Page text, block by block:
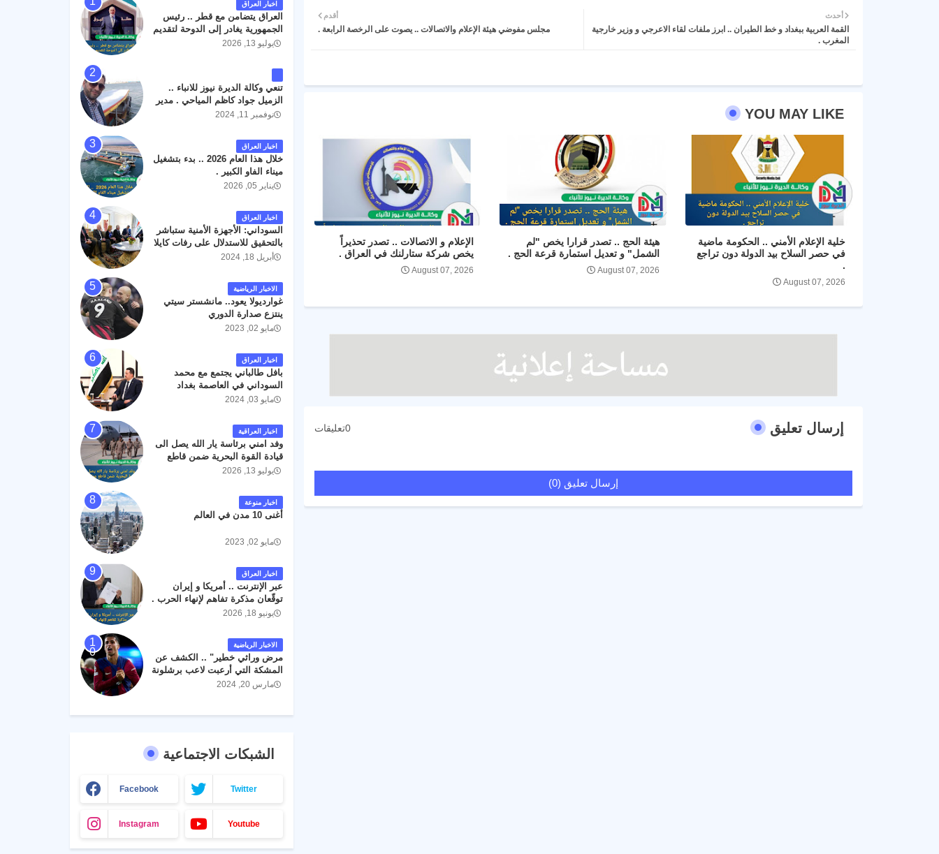
أحدث
القمة العربية ببغداد و خط الطيران .. ابرز ملفات لقاء الاعرجي و وزير خارجية
المغرب .
أقدم
مجلس مفوضي هيئة الإعلام والاتصالات .. يصوت على الرخصة الرابعة .
YOU MAY LIKE
خلية الإعلام الأمني .. الحكومة ماضية
في حصر السلاح بيد الدولة دون تراجع
.
August 07, 2026
هيئة الحج .. تصدر قرارا يخص "لم
الشمل" و تعديل استمارة قرعة الحج .
August 07, 2026
الإعلام و الاتصالات .. تصدر تحذيراً
يخص شركة ستارلنك في العراق .
August 07, 2026
إرسال تعليق 0تعليقات
إرسال تعليق (0)
اخبار العراق
العراق يتضامن مع قطر .. رئيس
الجمهورية يغادر إلى الدوحة لتقديم
واجب العزاء .
يوليو 13, 2026
تنعي وكالة الديرة نيوز للانباء ..
الزميل جواد كاظم المياحي . مدير
الخطوط الجوية العراقية السابق
البصرة الدولي اليوم الاثنين على
الطريق المؤدي من البوابة
الرئيسة الى صالة المسافرين .
حيث كان سبب الحادث يعود
لتصادم عجلته مع عجلة نوع كيا بنكو
مطار البصرة الدولي . سائلين الله
عز وجل ان يتغمد الفقيد بواسع
رحمته ، و انا لله وانا اليه راجعون .
نوفمبر 11, 2024
اخبار العراق
خلال هذا العام 2026 .. بدء بتشغيل
ميناء الفاو الكبير .
يناير 05, 2026
اخبار العراق
السوداني: الأجهزة الأمنية ستباشر
بالتحقيق للاستدلال على رفات كايلا
مولرأبريل 18, 2024
الاخبار الرياضية
غوارديولا يعود.. مانشستر سيتي
ينتزع صدارة الدوري
مايو 02, 2023
اخبار العراق
بافل طالباني يجتمع مع محمد
السوداني في العاصمة بغداد
مايو 03, 2024
اخبار العراقية
وفد امني برئاسة يار الله يصل الى
قيادة القوة البحرية ضمن قاطع
عمليات البصرة .
يوليو 13, 2026
اخبار منوعة
أغنى 10 مدن في العالم
مايو 02, 2023
اخبار العراق
عبر الإنترنت .. أمريكا و إيران
توقّعان مذكرة تفاهم لإنهاء الحرب .
يونيو 18, 2026
الاخبار الرياضية
مرض وراثي خطير" .. الكشف عن
المشكة التي أرعبت لاعب برشلونة
جواو كانسيلو
مارس 20, 2024
الشبكات الاجتماعية
Facebook Twitter
Instagram Youtube